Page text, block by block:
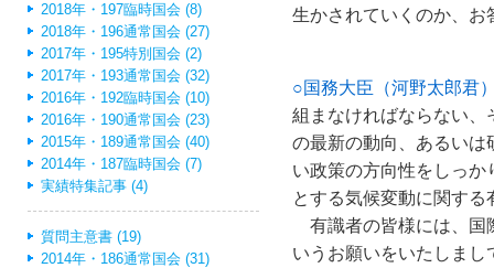
2018年・197臨時国会 (8)
2018年・196通常国会 (27)
2017年・195特別国会 (2)
2017年・193通常国会 (32)
2016年・192臨時国会 (10)
2016年・190通常国会 (23)
2015年・189通常国会 (40)
2014年・187臨時国会 (7)
実績特集記事 (4)
質問主意書 (19)
2014年・186通常国会 (31)
生かされていくのか、お
○国務大臣（河野太郎君
組まなければならない、
の最新の動向、あるいは
い政策の方向性をしっ
とする気候変動に関す
有識者の皆様には、国
いうお願いをいたしま